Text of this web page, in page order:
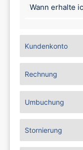
Kundenkonto
Rechnung
Umbuchung
Stornierung
Wann erhalte